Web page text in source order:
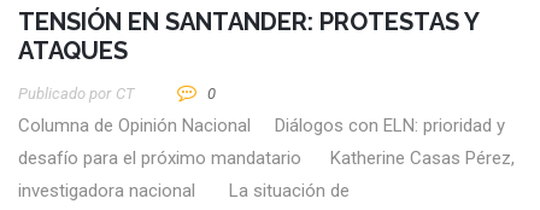
TENSIÓN EN SANTANDER: PROTESTAS Y
ATAQUES
Publicado por CT 0
Columna de Opinión Nacional Diálogos con ELN: prioridad y
desafío para el próximo mandatario Katherine Casas Pérez,
investigadora nacional La situación de